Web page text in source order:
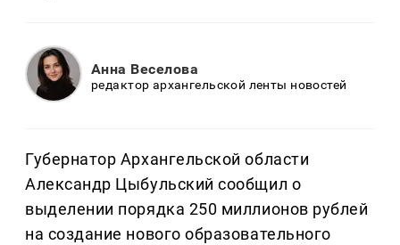
Анна Веселова
редактор архангельской ленты новостей
Губернатор Архангельской области
Александр Цыбульский сообщил о
выделении порядка 250 миллионов рублей
на создание нового образовательного